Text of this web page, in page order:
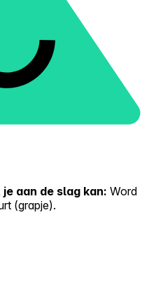
aan de slag kan: Word
(grapje).